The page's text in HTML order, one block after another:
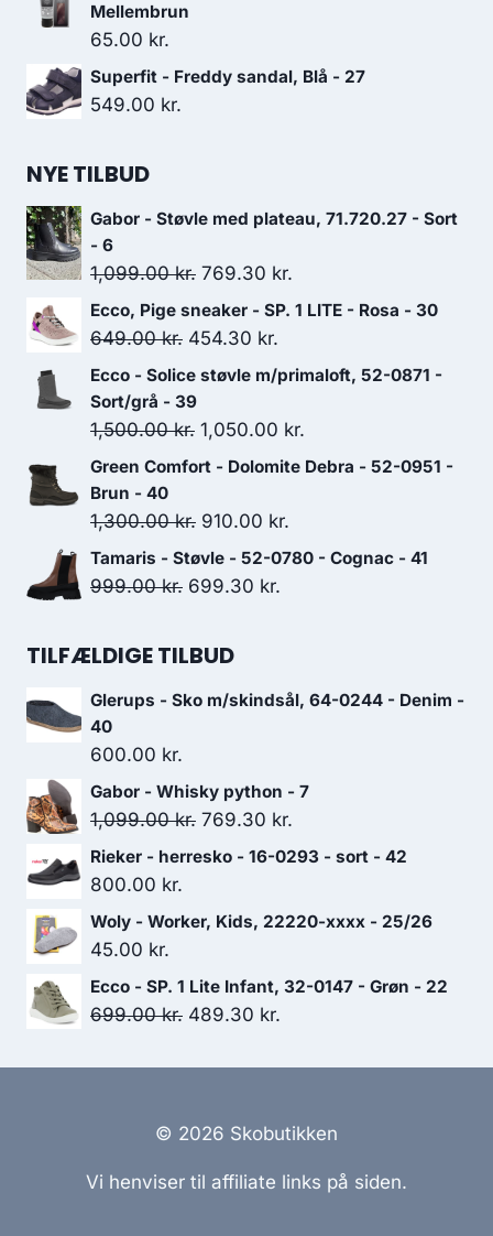
Mellembrun
65.00 kr.
Superfit - Freddy sandal, Blå - 27
549.00 kr.
NYE TILBUD
Gabor - Støvle med plateau, 71.720.27 - Sort
- 6
1,099.00kr. Den
oprindelige
pris
1,099.00 kr..
769.30 kr.
aktuelle
769.30 kr..
Ecco, Pige sneaker - SP. 1 LITE - Rosa - 30
649.00kr. Den
oprindelige
pris
var:
649.00 kr..
454.30 kr.
aktuelle
er:
454.30 kr..
Ecco - Solice støvle m/primaloft, 52-0871 -
Sort/grå - 39
1,500.00kr. Den
oprindelige
var:
1,500.00 kr..
1,050.00 kr.
aktuelle
1,050.00 kr..
Green Comfort - Dolomite Debra - 52-0951 -
Brun - 40
1,300.00kr. Den
oprindelige
pris
910.00 kr.
aktuelle
Tamaris - Støvle - 52-0780 - Cognac - 41
999.00kr. Den
pris
999.00 kr..
699.30 kr.
699.30 kr..
TILFÆLDIGE TILBUD
Glerups - Sko m/skindsål, 64-0244 - Denim -
40
600.00 kr.
Gabor - Whisky python - 7
1,099.00kr. Den
oprindelige
1,099.00 kr..
769.30 kr.
aktuelle
Rieker - herresko - 16-0293 - sort - 42
800.00 kr.
Woly - Worker, Kids, 22220-xxxx - 25/26
45.00 kr.
Ecco - SP. 1 Lite Infant, 32-0147 - Grøn - 22
699.00kr. Den
pris
699.00 kr..
489.30 kr.
pris
489.30 kr..
© 2026 Skobutikken
Vi henviser til affiliate links på siden.